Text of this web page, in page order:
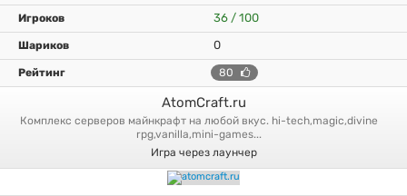
36 / 100
0
80
AtomCraft.ru
комплекс серверов майнкрафт на любой вкус. hi-tech,magic,divine
rpg,vanilla,mini-games...
Игра через лаунчер